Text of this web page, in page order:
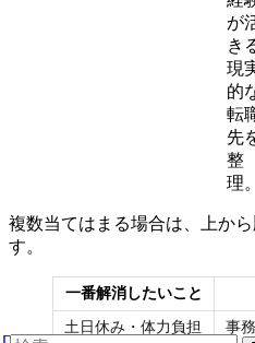
が
き
現
的
転
先
整
理。
複数当てはまる場合は、上か
す。
一番解消したいこと
土日休み・体力負担 事